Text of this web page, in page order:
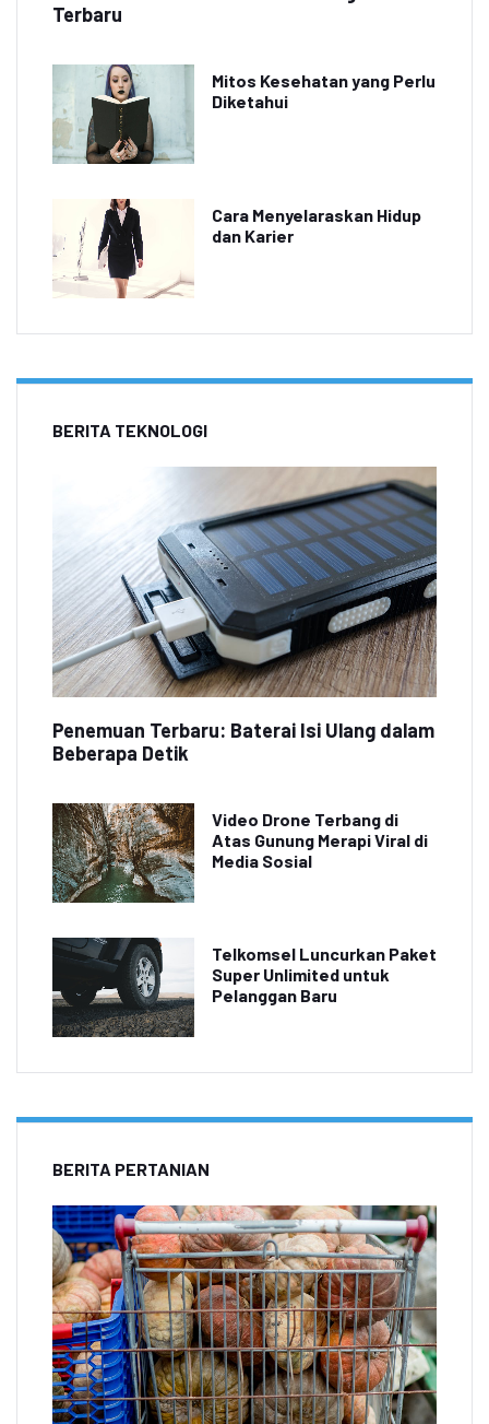
Terbaru
Mitos Kesehatan yang Perlu
Diketahui
Cara Menyelaraskan Hidup
dan Karier
BERITA TEKNOLOGI
Penemuan Terbaru: Baterai Isi Ulang dalam
Beberapa Detik
Video Drone Terbang di
Atas Gunung Merapi Viral di
Media Sosial
Telkomsel Luncurkan Paket
Super Unlimited untuk
Pelanggan Baru
BERITA PERTANIAN